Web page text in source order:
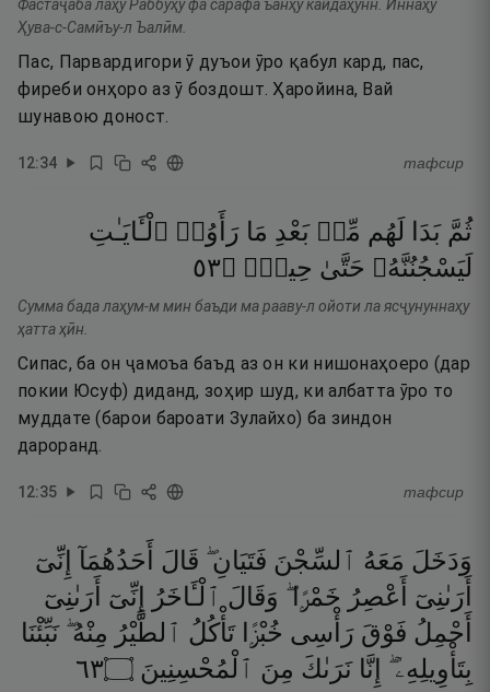
Фастаҷаба лаҳу Раббуҳу фа сарафа ъанҳу кайдаҳунн. Иннаҳу
Ҳува-с-Самӣъу-л Ъалӣм.
Пас, Парвардигори ӯ дуъои ӯро қабул кард, пас,
фиреби онҳоро аз ӯ боздошт. Ҳаройина, Вай
шунавою доност.
12:34 тафсир
ثُمَّ بَدَا لَهُم مِّنۢ بَعْدِ مَا رَأَوُا۟ ٱلْـَٔايَـٰتِ
لَيَسْجُنُنَّهُۥ حَتَّىٰ حِينٍۢ ۝٣٥
Сумма бада лаҳум-м мин баъди ма рааву-л ойоти ла ясҷунуннаҳу
ҳатта ҳӣн.
Сипас, ба он ҷамоъа баъд аз он ки нишонаҳоеро (дар
покии Юсуф) диданд, зоҳир шуд, ки албатта ӯро то
муддате (барои бароати Зулайхо) ба зиндон
дароранд.
12:35 тафсир
وَدَخَلَ مَعَهُ ٱلسِّجْنَ فَتَيَانِ ۖ قَالَ أَحَدُهُمَآ إِنِّىٓ
أَرَىٰنِىٓ
أَعْصِرُ خَمْرًۭا ۖ وَقَالَ ٱلْـَٔاخَرُ إِنِّىٓ أَرَىٰنِىٓ
أَحْمِلُ فَوْقَ رَأْسِى خُبْزًۭا تَأْكُلُ ٱلطَّيْرُ مِنْهُ ۖ نَبِّئْنَا
بِتَأْوِيلِهِۦٓ ۖ إِنَّا نَرَىٰكَ مِنَ ٱلْمُحْسِنِينَ ۝٣٦